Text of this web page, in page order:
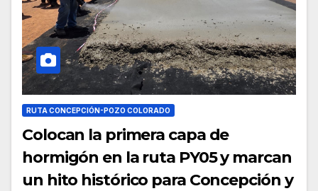
RUTA CONCEPCIÓN-POZO COLORADO
Colocan la primera capa de
hormigón en la ruta PY05 y marcan
un hito histórico para Concepción y